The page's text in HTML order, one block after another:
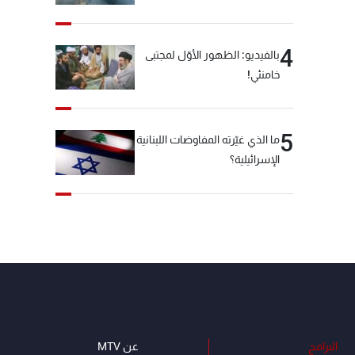
4بالفيديو: الظهور الأوّل لمجتبى
خامنئي!
5ما الذي غيّرته المفاوضات اللبنانية
الإسرائيلية؟
البرامج عن MTV